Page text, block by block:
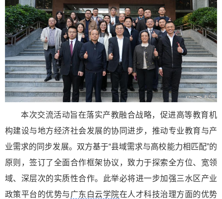
本次交流活动旨在落实产教融合战略，促进高等教育机
构建设与地方经济社会发展的协同进步，推动专业教育与产
业需求的同步发展。双方基于“县域需求与高校能力相匹配”的
原则，签订了全面合作框架协议，致力于探索全方位、宽领
域、深层次的实质性合作。此举必将进一步加强三水区产业
政策平台的优势与广东白云学院在人才科技治理方面的优势